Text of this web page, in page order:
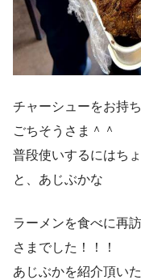
チャーシューをお持
ごちそうさま＾＾
普段使いするにはち
と、あじぶかな
ラーメンを食べに再
さまでした！！！
あじぶかを紹介頂い